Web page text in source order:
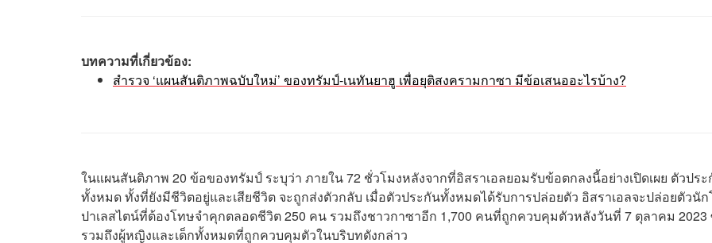
บทความที่เกี่ยวข้อง:
สำรวจ ‘แผนสันติภาพฉบับใหม่’ ของทรัมป์-เนทันยาฮู เพื่อยุติสงครามกาซา มีข้อเสนออะไรบ้าง?
ในแผนสันติภาพ 20 ข้อของทรัมป์ ระบุว่า ภายใน 72 ชั่วโมงหลังจากที่อิสราเอลยอมรับข้อตกลงนี้อย่างเปิดเผย ตัวปร
ทั้งหมด ทั้งที่ยังมีชีวิตอยู่และเสียชีวิต จะถูกส่งตัวกลับ เมื่อตัวประกันทั้งหมดได้รับการปล่อยตัว อิสราเอลจะปล่อยตัวนั
ปาเลสไตน์ที่ต้องโทษจำคุกตลอดชีวิต 250 คน รวมถึงชาวกาซาอีก 1,700 คนที่ถูกควบคุมตัวหลังวันที่ 7 ตุลาคม 2023
รวมถึงผู้หญิงและเด็กทั้งหมดที่ถูกควบคุมตัวในบริบทดังกล่าว